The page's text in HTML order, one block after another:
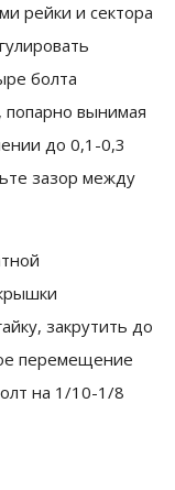
рейки и сектора
болта
попарно вынимая
до 0,1-0,3
зазор между
закрутить до
перемещение
на 1/10-1/8